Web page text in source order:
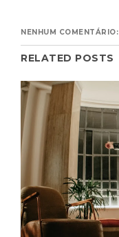
NENHUM COMENTÁRIO:
RELATED POSTS